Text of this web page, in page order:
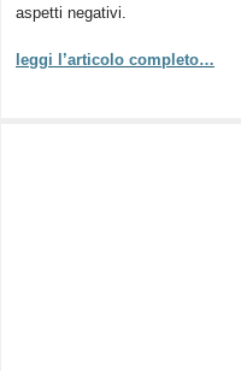
aspetti negativi.
leggi l’articolo completo…